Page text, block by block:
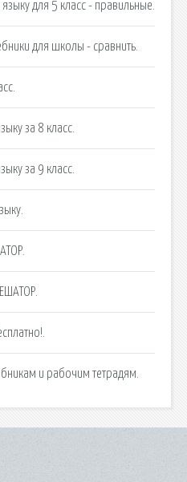
для 5 класс - правильные.
для школы - сравнить.
за 8 класс.
за 9 класс.
и рабочим тетрадям.